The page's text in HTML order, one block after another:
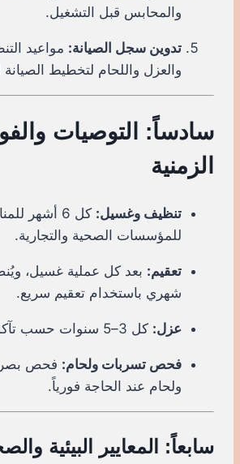
والمحابس قبل التشغيل.
تدوين سجل الصيانة: مواعيد
والعزل واللحام لتخطيط الصيانة
سادساً: التوصيات
الزمنية
تنظيف وغسيل:
للمؤسسات الصحية والتجارية.
تعقيم: بعد كل عملية غسيل،
شهري باستخدام تعقيم سريع.
عزل: كل 3–5 سنوات حسب تآكل الطبقة العازلة.
فحص تسربات ولحام: فحص
ولحام عند الحاجة فورياً.
سابعاً: المعايير البيئية